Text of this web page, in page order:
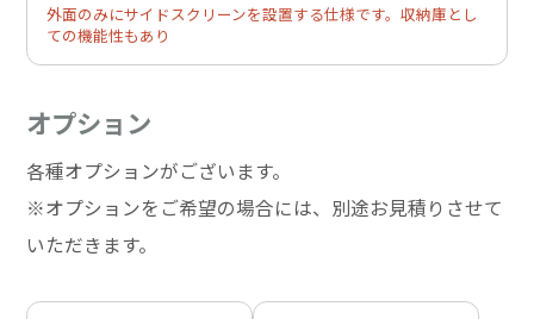
外面のみにサイドスクリーンを設置する仕様です。収納庫とし
ての機能性もあり
オプション
各種オプションがございます。
※オプションをご希望の場合には、別途お見積りさせて
いただきます。